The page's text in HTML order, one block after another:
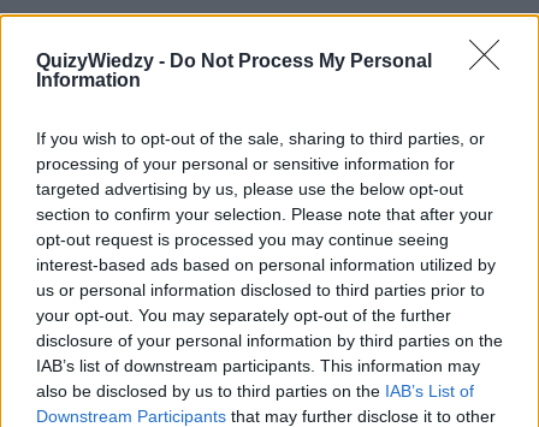
QuizyWiedzy - Do Not Process My Personal
Information
If you wish to opt-out of the sale, sharing to third parties, or
processing of your personal or sensitive information for
targeted advertising by us, please use the below opt-out
section to confirm your selection. Please note that after your
opt-out request is processed you may continue seeing
interest-based ads based on personal information utilized by
us or personal information disclosed to third parties prior to
your opt-out. You may separately opt-out of the further
disclosure of your personal information by third parties on the
IAB’s list of downstream participants. This information may
also be disclosed by us to third parties on the IAB’s List of
Downstream Participants that may further disclose it to other
Dolly
Lassie
Babe
9
Czy prawdą jest, że już w 1999 r.
ogłoszono rozszyfrowanie 99%
ludzkiego genomu?
Tak
Nie
10